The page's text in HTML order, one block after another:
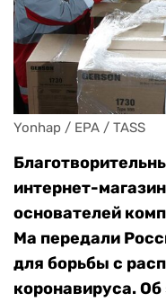
Yonhap / EPA / TASS
интернет-
основателей
Ма передали
для борьбы с
коронавируса.